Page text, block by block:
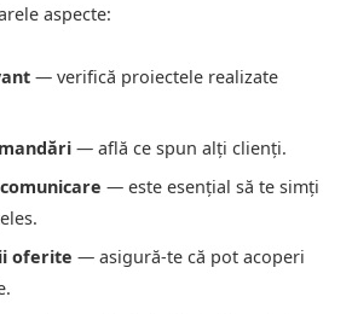
aspecte:
— verifică proiectele realizate
— află ce spun alți clienți.
— este esențial să te simți
oferite — asigură-te că pot acoperi